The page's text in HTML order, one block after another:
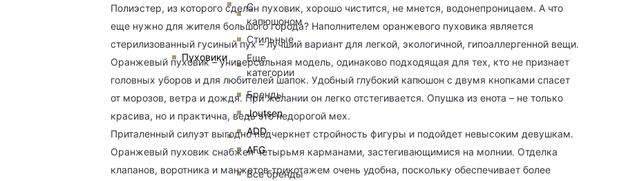
Пуховики
С
капюшоном
Стильные
Еще
категории
Бренды
Joutsen
ADD
AFG
Все бренды
Полиэстер, из которого сделан пуховик, хорошо чистится, не мнется, водонепроницаем. А что
еще нужно для жителя большого города? Наполнителем оранжевого пуховика является
стерилизованный гусиный пух – лучший вариант для легкой, экологичной, гипоаллергенной вещи.
Оранжевый пуховик – универсальная модель, одинаково подходящая для тех, кто не признает
головных уборов и для любителей шапок. Удобный глубокий капюшон с двумя кнопками спасет
от морозов, ветра и дождя. При желании он легко отстегивается. Опушка из енота – не только
красива, но и практична, ведь это недорогой мех.
Приталенный силуэт выгодно подчеркнет стройность фигуры и подойдет невысоким девушкам.
Оранжевый пуховик снабжен четырьмя карманами, застегивающимися на молнии. Отделка
клапанов, воротника и манжетов трикотажем очень удобна, поскольку обеспечивает более